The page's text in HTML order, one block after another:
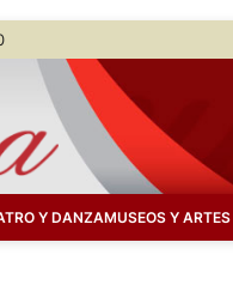
Y DANZAMUSEOS Y